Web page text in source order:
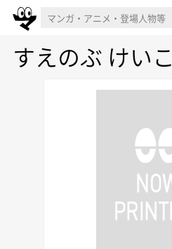
すえのぶ けいこ